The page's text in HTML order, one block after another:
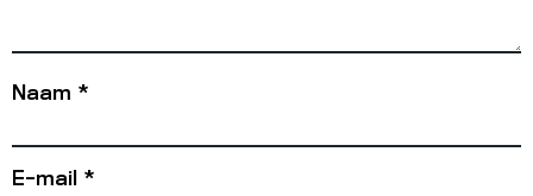
Naam *
E-mail *